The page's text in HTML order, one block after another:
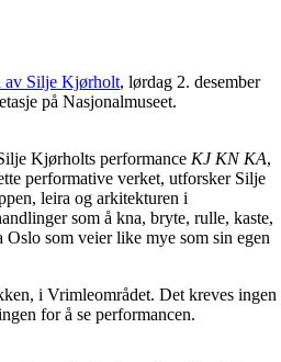
av Silje Kjørholt, lørdag 2. desember
på Nasjonalmuseet.
Kjørholts performance KJ KN KA,
performative verket, utforsker Silje
leira og arkitekturen i
som å kna, bryte, rulle, kaste,
som veier like mye som sin egen
i Vrimleområdet. Det kreves ingen
for å se performancen.